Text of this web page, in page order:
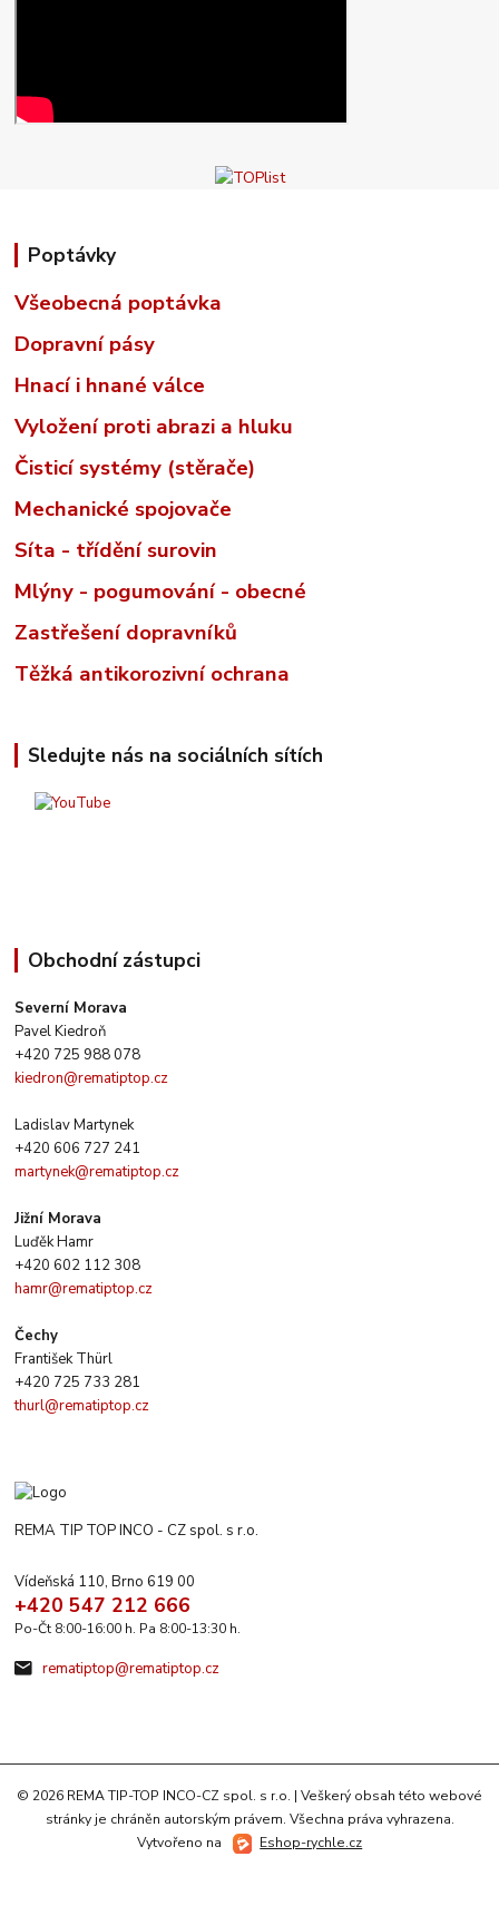
Poptávky
Všeobecná poptávka
Dopravní pásy
Hnací i hnané válce
Vyložení proti abrazi a hluku
Čisticí systémy (stěrače)
Mechanické spojovače
Síta - třídění surovin
Mlýny - pogumování - obecné
Zastřešení dopravníků
Těžká antikorozivní ochrana
Sledujte nás na sociálních sítích
Obchodní zástupci
Severní Morava
Pavel Kiedroň
+420 725 988 078
kiedron@rematiptop.cz
Ladislav Martynek
+420 606 727 241
martynek@rematiptop.cz
Jižní Morava
Luďěk Hamr
+420 602 112 308
hamr@rematiptop.cz
Čechy
František Thürl
+420 725 733 281
thurl@rematiptop.cz
REMA TIP TOP INCO - CZ spol. s r.o.
Vídeňská 110, Brno 619 00
+420 547 212 666
Po-Čt 8:00-16:00 h. Pa 8:00-13:30 h.
rematiptop@rematiptop.cz
© 2026 REMA TIP-TOP INCO-CZ spol. s r.o. | Veškerý obsah této webové
stránky je chráněn autorským právem. Všechna práva vyhrazena.
Vytvořeno na
Eshop-rychle.cz